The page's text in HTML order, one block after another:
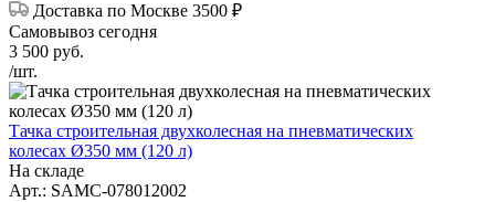
Доставка по Москве 3500 ₽
Самовывоз сегодня
3 500 руб.
/шт.
Тачка строительная двухколесная на пневматических
колесах Ø350 мм (120 л)
На складе
Арт.: SAMC-078012002